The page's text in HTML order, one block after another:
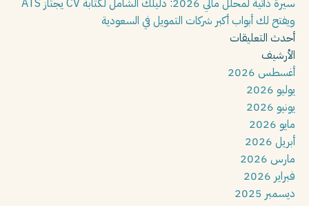
سيرة ذاتية لمحلل مالي 2026: دليلك الشامل لكتابة CV يجتاز ATS
ويفتح لك أبواب أكبر شركات التمويل في السعودية
أحدث التعليقات
الأرشيف
أغسطس 2026
يوليو 2026
يونيو 2026
مايو 2026
أبريل 2026
مارس 2026
فبراير 2026
ديسمبر 2025